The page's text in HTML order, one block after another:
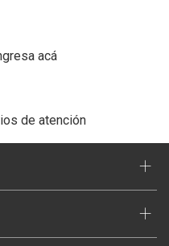
acá
de atención
+
+